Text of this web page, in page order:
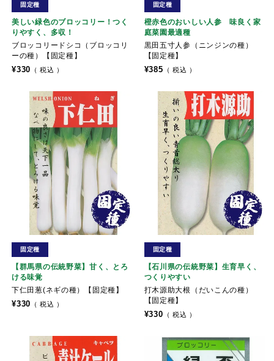
美しい緑色のブロッコリー！つく
りやすく、多収！
ブロッコリードシコ（ブロッコリ
ーの種）【固定種】
固定種
¥330 税込
橙赤色のおいしい人参 味良く家
庭菜園最適種
黒田五寸人参（ニンジンの種）
【固定種】
固定種
¥385 税込
【群馬県の伝統野菜】甘く、とろ
ける味覚
下仁田葱(ネギの種）【固定種】
固定種
¥330 税込
【石川県の伝統野菜】生育早く、
つくりやすい
打木源助大根（だいこんの種）
【固定種】
固定種
¥330 税込